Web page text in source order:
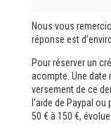
Nous vous
réponse est
Pour réserver un
acompte. Une date
versement de ce
l’aide de Paypal
50 € à 150 €,